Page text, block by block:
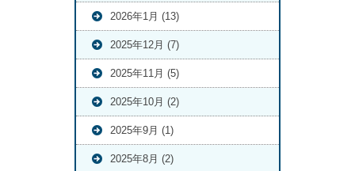
2026年1月 (13)
2025年12月 (7)
2025年11月 (5)
2025年10月 (2)
2025年9月 (1)
2025年8月 (2)